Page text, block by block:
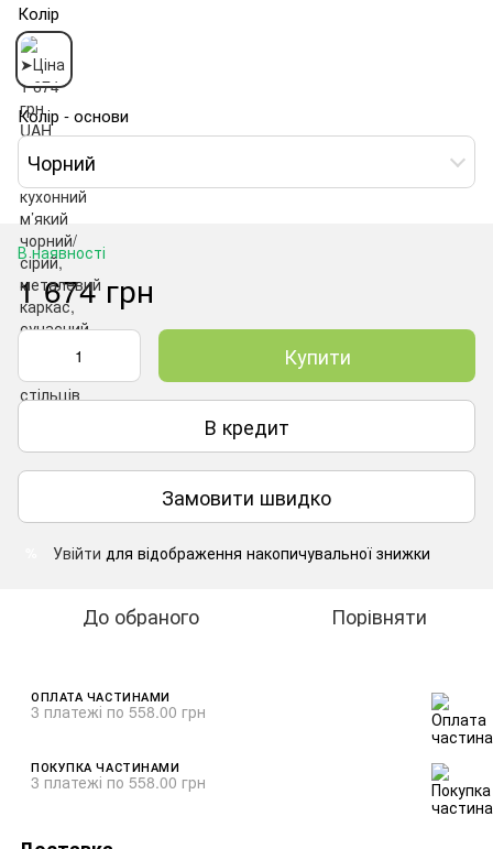
Колір
Колір - основи
Чорний
В наявності
1 674 грн
Купити
В кредит
Замовити швидко
Увійти для відображення накопичувальної знижки
До обраного Порівняти
ОПЛАТА ЧАСТИНАМИ
3 платежі по 558.00 грн
ПОКУПКА ЧАСТИНАМИ
3 платежі по 558.00 грн